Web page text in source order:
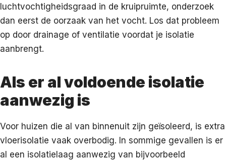
luchtvochtigheidsgraad in de kruipruimte, onderzoek
dan eerst de oorzaak van het vocht. Los dat probleem
op door drainage of ventilatie voordat je isolatie
aanbrengt.
Als er al voldoende isolatie
aanwezig is
Voor huizen die al van binnenuit zijn geïsoleerd, is extra
vloerisolatie vaak overbodig. In sommige gevallen is er
al een isolatielaag aanwezig van bijvoorbeeld